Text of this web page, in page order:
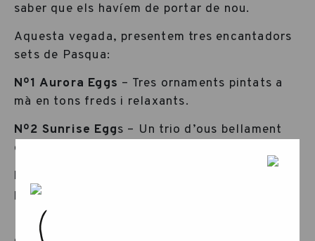
saber que els havíem de portar de nou.
Aquesta vegada, presentem tres encantadors
sets de Pasqua:
Nº1 Aurora Eggs – Tres ornaments pintats a
mà en tons freds i relaxants.
Nº2 Sunrise Eggs – Un trio d’ous bellament
decorats en tons càlids.
Nº3 Hop & Peep
petit pollet.
Però aquests no són només elements